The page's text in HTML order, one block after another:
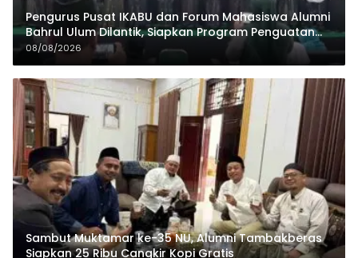
Pengurus Pusat IKABU dan Forum Mahasiswa Alumni
Bahrul Ulum Dilantik, Siapkan Program Penguatan
Organisasi dan Ekonomi
08/08/2026
Sambut Muktamar ke-35 NU, Alumni Tambakberas
Siapkan 25 Ribu Cangkir Kopi Gratis